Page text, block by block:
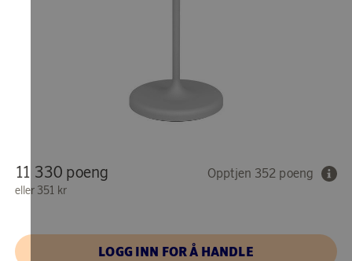
11 330 poeng
eller 351 kr
Opptjen 352 poeng
LOGG INN FOR Å HANDLE